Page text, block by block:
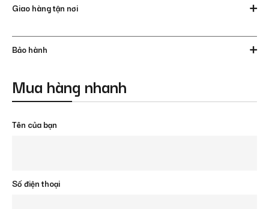
Giao hàng tận nơi
Bảo hành
Mua hàng nhanh
Tên của bạn
Số điện thoại